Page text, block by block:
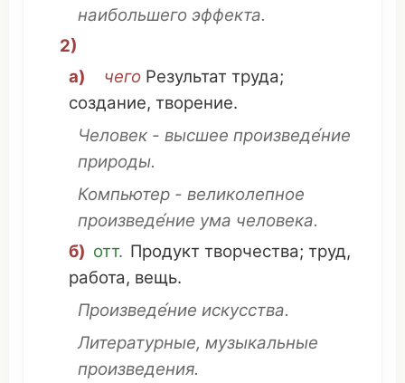
наибольшего эффекта.
2)
а)
чего Результат труда;
создание, творение.
Человек - высшее произведе́ние
природы.
Компьютер - великолепное
произведе́ние ума человека.
б) отт. Продукт творчества; труд,
работа, вещь.
Произведе́ние искусства.
Литературные, музыкальные
произведения.